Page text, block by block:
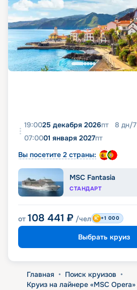
19:0025 декабря 2026пт 8 дн/7
07:0001 января 2027пт
Вы посетите 2 страны:
MSC Fantasia
СТАНДАРТ
от 108 441 ₽ /чел +1 000
Выбрать круиз
Главная • Поиск круизов •
Круиз на лайнере «MSC